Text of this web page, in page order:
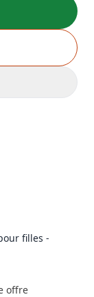
filles -
offre